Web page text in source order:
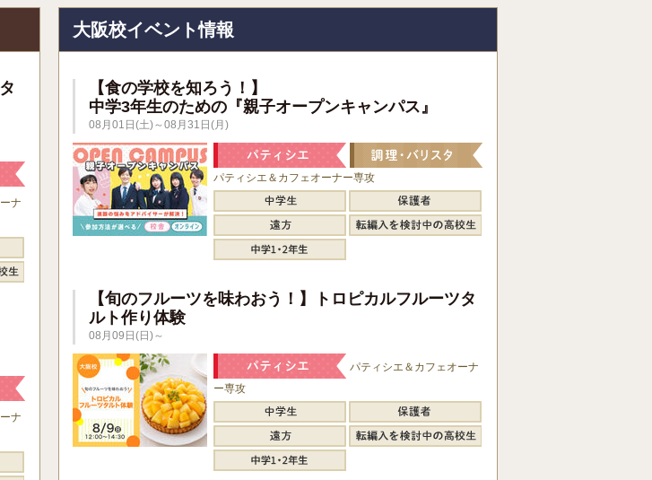
ナ
ナ
大阪校イベント情報
【食の学校を知ろう！】
中学3年生のための『親子オープンキャンパス』
08月01日(土)～08月31日(月)
パティシエ＆カフェオーナー専攻
【旬のフルーツを味わおう！】トロピカルフルーツタ
ルト作り体験
08月09日(日)～
パティシエ＆カフェオーナ
ー専攻